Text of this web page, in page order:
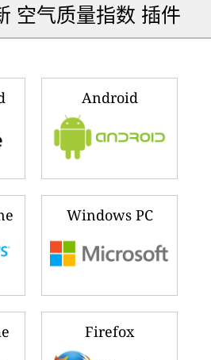
空气质量指数 插件
Android
Windows PC
Firefox